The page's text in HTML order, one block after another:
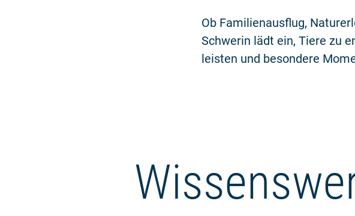
Ob Familienausflug,
Schwerin lädt ein, Tiere zu
leisten und besondere